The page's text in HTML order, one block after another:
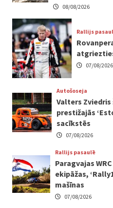
08/08/2026
Rallijs
07/08/2026
Autošoseja
Valters
prestižajās
sacīkstēs
07/08/2026
Rallijs pasaulē
Paragvajas
ekipāžas,
mašīnas
07/08/2026